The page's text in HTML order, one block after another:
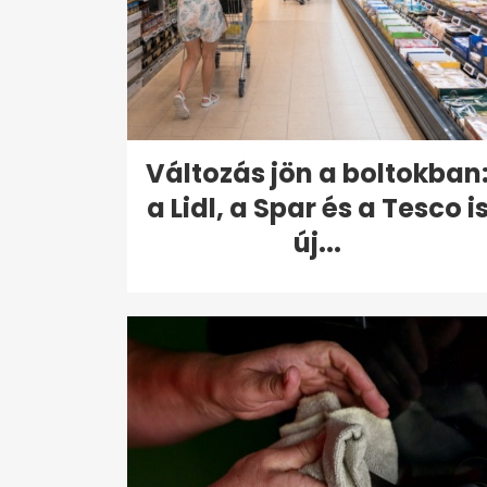
Változás jön a boltokban:
a Lidl, a Spar és a Tesco is
új...